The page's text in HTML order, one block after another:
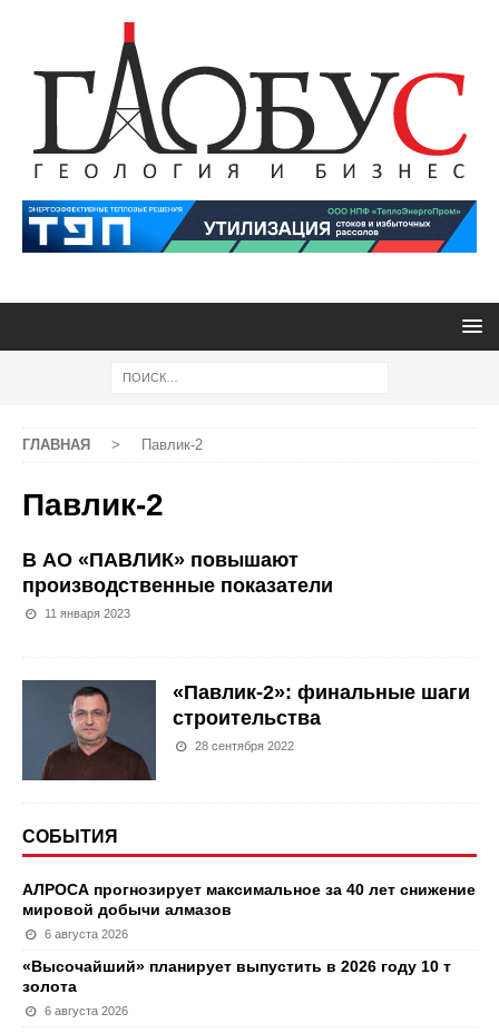
ГЛАВНАЯ > Павлик-2
Павлик-2
В АО «ПАВЛИК» повышают
производственные показатели
11 января 2023
«Павлик-2»: финальные шаги
строительства
28 сентября 2022
СОБЫТИЯ
АЛРОСА прогнозирует максимальное за 40 лет снижение
мировой добычи алмазов
6 августа 2026
«Высочайший» планирует выпустить в 2026 году 10 т
золота
6 августа 2026